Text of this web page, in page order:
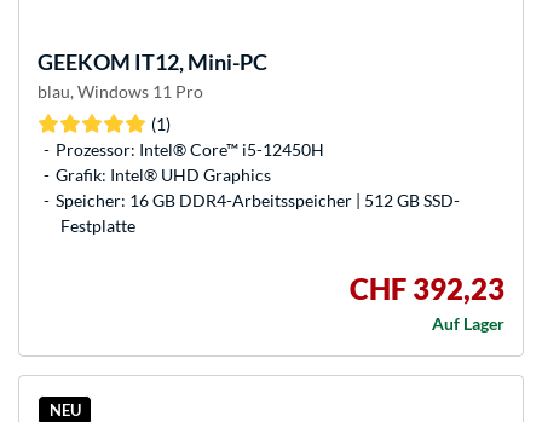
GEEKOM IT12, Mini-PC
blau, Windows 11 Pro
(1)
Prozessor: Intel® Core™ i5-12450H
Grafik: Intel® UHD Graphics
Speicher: 16 GB DDR4-Arbeitsspeicher | 512 GB SSD-
Festplatte
CHF 392,23
Auf Lager
NEU